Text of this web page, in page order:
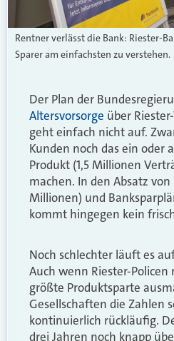
Rentner verlässt die Bank: Riester-
Sparer am einfachsten zu verstehen.
Der Plan der
Altersvorsorge über
geht einfach nicht auf.
Kunden noch das ein oder
Produkt (1,5 Millionen
machen. In den Absatz
Millionen) und
kommt hingegen kein
Noch schlechter läuft es
Auch wenn Riester-Policen
größte Produktsparte
Gesellschaften die Zahlen
kontinuierlich rückläufig.
drei Jahren noch knapp